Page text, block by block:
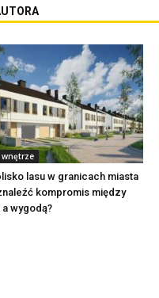
lasu w granicach miasta
kompromis między
a wygodą?